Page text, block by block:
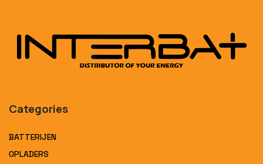
Categories
BATTERIJEN
OPLADERS